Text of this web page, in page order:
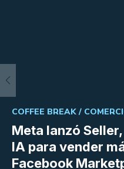
Meta lanzó
IA para vender
Facebook
COFFEE BREAK /